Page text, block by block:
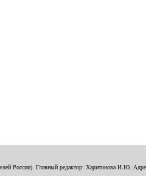
России). Главный редактор: Харитонова И.Ю.